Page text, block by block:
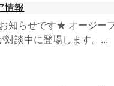
情報
知らせです★ オージー
談中に登場します。...